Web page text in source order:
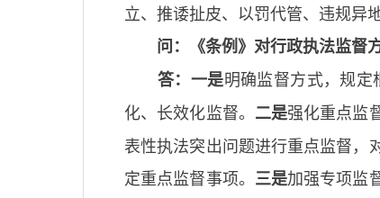
立、推诿扯皮、以罚代管、违规异
问：《条例》对行政执法监督
答：一是明确监督方式，规
化、长效化监督。 二是强化重点监
表性执法突出问题进行重点监督，
定重点监督事项。 三是加强专项监